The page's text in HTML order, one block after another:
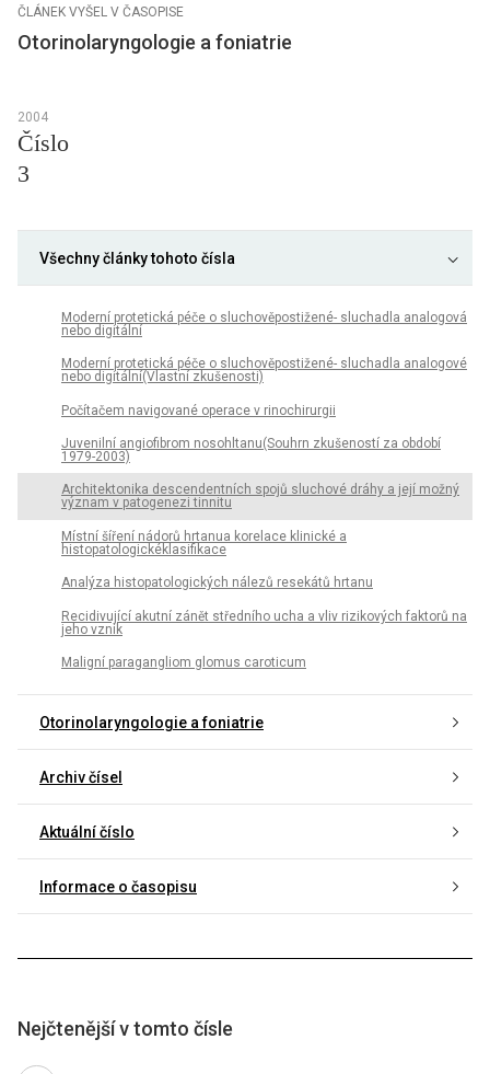
ČLÁNEK VYŠEL V ČASOPISE
Otorinolaryngologie a foniatrie
2004
Číslo
3
Všechny články tohoto čísla
Moderní protetická péče o sluchověpostižené- sluchadla analogová
nebo digitální
Moderní protetická péče o sluchověpostižené- sluchadla analogové
nebo digitální(Vlastní zkušenosti)
Počítačem navigované operace v rinochirurgii
Juvenilní angiofibrom nosohltanu(Souhrn zkušeností za období
1979-2003)
Architektonika descendentních spojů sluchové dráhy a její možný
význam v patogenezi tinnitu
Místní šíření nádorů hrtanua korelace klinické a
histopatologickéklasifikace
Analýza histopatologických nálezů resekátů hrtanu
Recidivující akutní zánět středního ucha a vliv rizikových faktorů na
jeho vznik
Maligní paragangliom glomus caroticum
Otorinolaryngologie a foniatrie
Archiv čísel
Aktuální číslo
Informace o časopisu
Nejčtenější v tomto čísle